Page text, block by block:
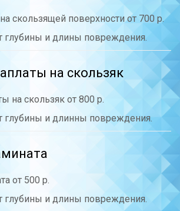
скользящей поверхности от 700 р.
глубины и длины повреждения.
на скользяк
на скользяк от 800 р.
глубины и длинны повреждения.
от 500 р.
глубины и длины повреждения.